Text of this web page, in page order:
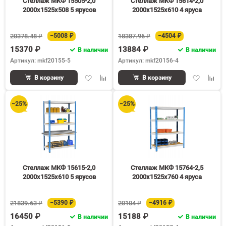
2000х1525х508 5 ярусов
20378.48 ₽ −5008 ₽
15370 ₽
В наличии
Артикул: mkf20155-5
ДобавитьДобавить
сравнению
В корзину
2000х1525х610 4 яруса
18387.96 ₽ −4504 ₽
13884 ₽
В наличии
Артикул: mkf20156-4
Добавить
В корзину
−25%
Стеллаж МКФ 15615-2,0
2000х1525х610 5 ярусов
21839.63 ₽ −5390 ₽
16450 ₽
В наличии
−25%
Стеллаж МКФ 15764-2,5
2000х1525х760 4 яруса
20104 ₽ −4916 ₽
15188 ₽
В наличии